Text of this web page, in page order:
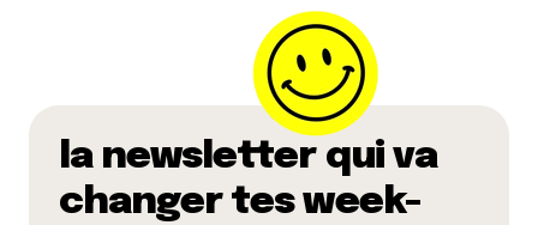
la newsletter qui va
changer tes week-